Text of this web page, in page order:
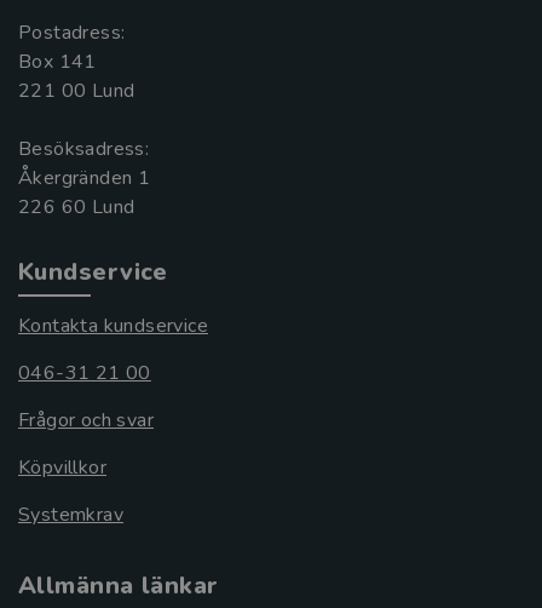
Postadress:
Box 141
221 00 Lund
Besöksadress:
Åkergränden 1
Kundservice
Kontakta kundservice
046-31 21 00
Frågor och svar
Köpvillkor
Systemkrav
Allmänna länkar